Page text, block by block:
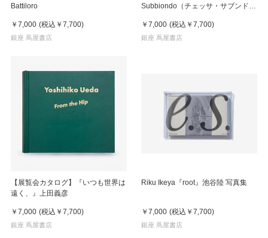
Battiloro
￥7,000 (税込 ￥7,700)
銀座 蔦屋書店
Subbiondo（チェッサ・サブンド）
￥7,000 (税込 ￥7,700)
銀座 蔦屋書店
【展覧会カタログ】『いつも世界は
遠く、』上田義彦
￥7,000 (税込 ￥7,700)
銀座 蔦屋書店
Riku Ikeya『root』池谷陸 写真集
￥7,000 (税込 ￥7,700)
銀座 蔦屋書店